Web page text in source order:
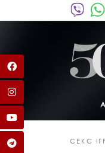
СЕКС